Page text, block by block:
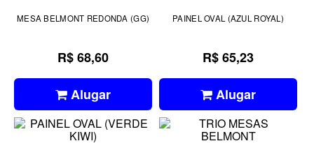
MESA BELMONT REDONDA (GG)
R$ 68,60
Alugar
PAINEL OVAL (AZUL ROYAL)
R$ 65,23
Alugar